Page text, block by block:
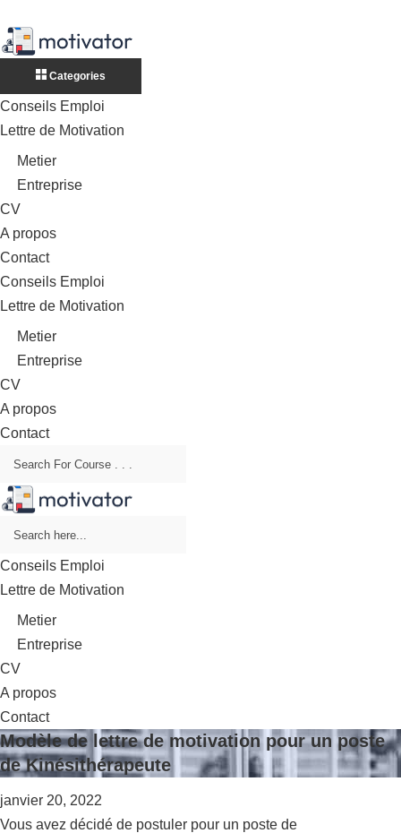
Categories
Conseils Emploi
Lettre de Motivation
Metier
Entreprise
CV
A propos
Contact
Conseils Emploi
Lettre de Motivation
Metier
Entreprise
CV
A propos
Contact
Conseils Emploi
Lettre de Motivation
Metier
Entreprise
CV
A propos
Contact
Modèle de lettre de motivation pour un poste
de Kinésithérapeute
janvier 20, 2022
Vous avez décidé de postuler pour un poste de